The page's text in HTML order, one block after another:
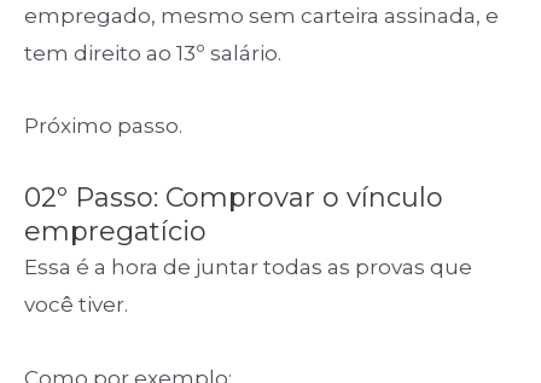
empregado, mesmo sem carteira assinada, e
tem direito ao 13º salário.
Próximo passo.
02º Passo: Comprovar o vínculo
empregatício
Essa é a hora de juntar todas as provas que
você tiver.
Como por exemplo: